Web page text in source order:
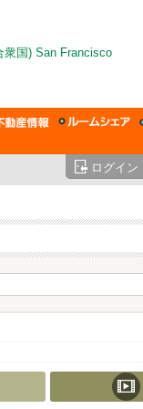
ログイン